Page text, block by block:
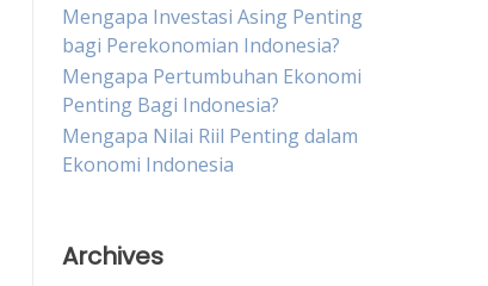
Mengapa Investasi Asing Penting
bagi Perekonomian Indonesia?
Mengapa Pertumbuhan Ekonomi
Penting Bagi Indonesia?
Mengapa Nilai Riil Penting dalam
Ekonomi Indonesia
Archives